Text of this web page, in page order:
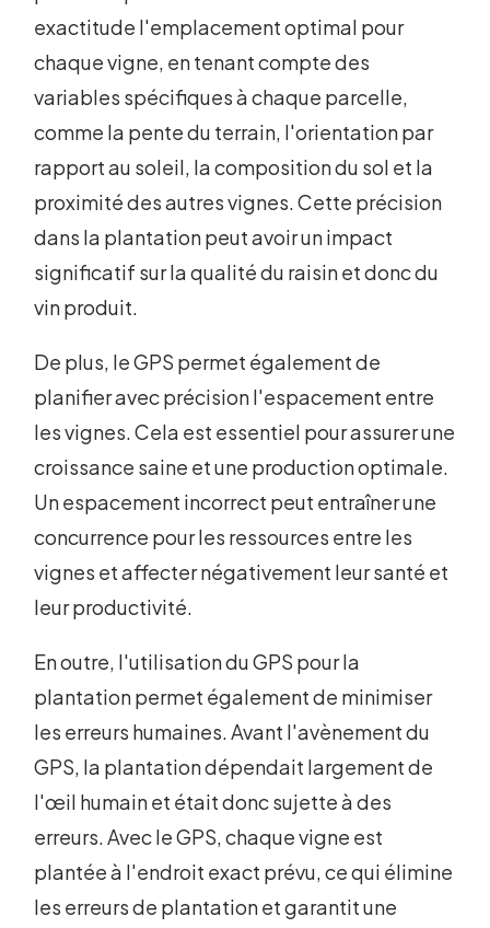
exactitude l'emplacement optimal pour
chaque vigne, en tenant compte des
variables spécifiques à chaque parcelle,
comme la pente du terrain, l'orientation par
rapport au soleil, la composition du sol et la
proximité des autres vignes. Cette précision
dans la plantation peut avoir un impact
significatif sur la qualité du raisin et donc du
vin produit.
De plus, le GPS permet également de
planifier avec précision l'espacement entre
les vignes. Cela est essentiel pour assurer une
croissance saine et une production optimale.
Un espacement incorrect peut entraîner une
concurrence pour les ressources entre les
vignes et affecter négativement leur santé et
leur productivité.
En outre, l'utilisation du GPS pour la
plantation permet également de minimiser
les erreurs humaines. Avant l'avènement du
GPS, la plantation dépendait largement de
l'œil humain et était donc sujette à des
erreurs. Avec le GPS, chaque vigne est
plantée à l'endroit exact prévu, ce qui élimine
les erreurs de plantation et garantit une